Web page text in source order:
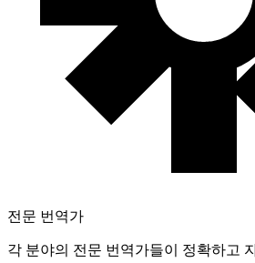
전문 번역가
각 분야의 전문 번역가들이 정확하고